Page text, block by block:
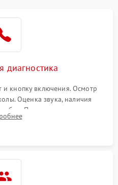
диагностика
и кнопку включения. Осмотр
Оценка звука, наличия
Подключение тестовых
симптомов поломки.